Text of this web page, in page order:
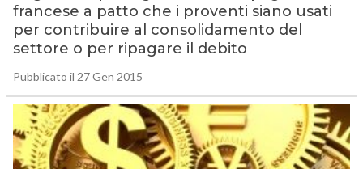
francese a patto che i proventi siano usati
per contribuire al consolidamento del
settore o per ripagare il debito
Pubblicato il 27 Gen 2015